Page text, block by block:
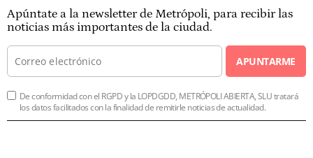
Apúntate a la newsletter de Metrópoli, para recibir las
noticias más importantes de la ciudad.
APUNTARME
De conformidad con el RGPD y la LOPDGDD, METRÓPOLI ABIERTA, SLU tratará
los datos facilitados con la finalidad de remitirle noticias de actualidad.